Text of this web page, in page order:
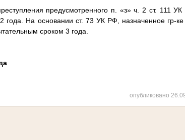
предусмотренного п. «з» ч. 2 ст. 111
На основании ст. 73 УК РФ, назначенное гр-
сроком 3 года.
опубликовано